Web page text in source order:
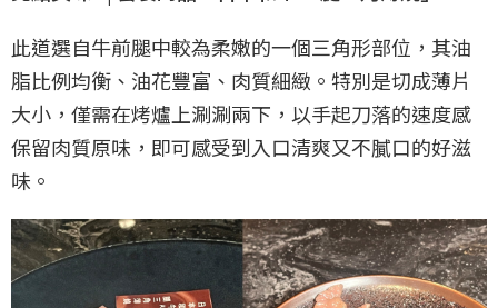
此道選自牛前腿中較為柔嫩的一個三角形部位，其油
脂比例均衡、油花豐富、肉質細緻。特別是切成薄片
大小，僅需在烤爐上涮涮兩下，以手起刀落的速度感
保留肉質原味，即可感受到入口清爽又不膩口的好滋
味。